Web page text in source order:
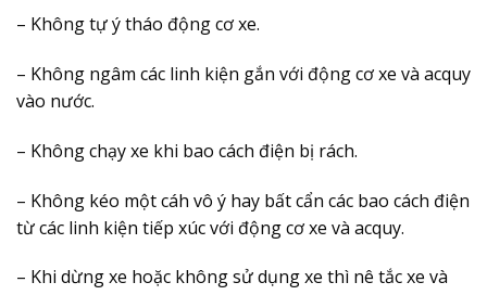
– Không tự ý tháo động cơ xe.
– Không ngâm các linh kiện gắn với động cơ xe và acquy
vào nước.
– Không chạy xe khi bao cách điện bị rách.
– Không kéo một cáh vô ý hay bất cẩn các bao cách điện
từ các linh kiện tiếp xúc với động cơ xe và acquy.
– Khi dừng xe hoặc không sử dụng xe thì nê tắc xe và